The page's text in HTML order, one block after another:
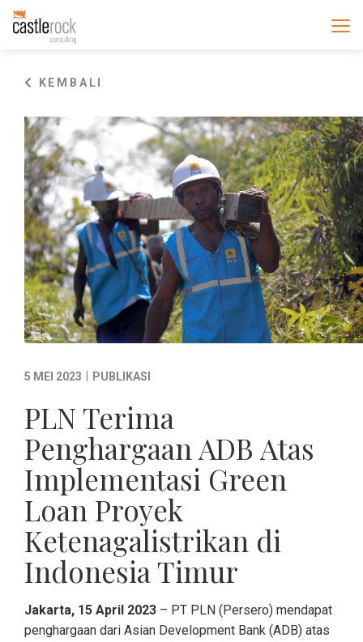
KEMBALI
5 MEI 2023 PUBLIKASI
PLN Terima
Penghargaan ADB Atas
Implementasi Green
Loan Proyek
Ketenagalistrikan di
Indonesia Timur
Jakarta, 15 April 2023 – PT PLN (Persero) mendapat
penghargaan dari Asian Development Bank (ADB) atas